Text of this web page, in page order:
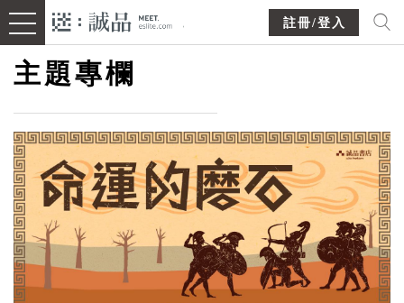
註冊/登入
主題專欄